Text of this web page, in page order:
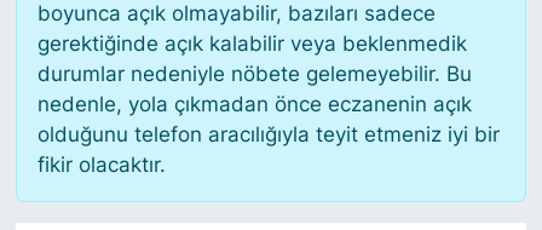
boyunca açık olmayabilir, bazıları sadece
gerektiğinde açık kalabilir veya beklenmedik
durumlar nedeniyle nöbete gelemeyebilir. Bu
nedenle, yola çıkmadan önce eczanenin açık
olduğunu telefon aracılığıyla teyit etmeniz iyi bir
fikir olacaktır.